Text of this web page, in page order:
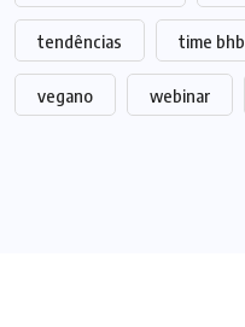
tendências time bhb
vegano webinar